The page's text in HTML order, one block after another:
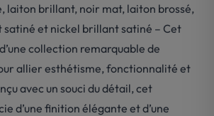
laiton brillant, noir mat, laiton brossé,
et nickel brillant satiné – Cet
collection remarquable de
allier esthétisme, fonctionnalité et
avec un souci du détail, cet
d’une finition élégante et d’une